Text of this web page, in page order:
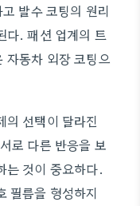
발수 코팅의 원리
다. 패션 업계의 트
자동차 외장 코팅으
의 선택이 달라진
로 다른 반응을 보
는 것이 중요하다.
필름을 형성하지